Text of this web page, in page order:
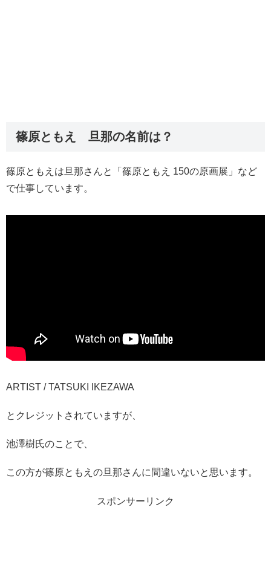
篠原ともえ 旦那の名前は？
篠原ともえは旦那さんと「篠原ともえ 150の原画展」など
で仕事しています。
ARTIST / TATSUKI IKEZAWA
とクレジットされていますが、
池澤樹氏のことで、
この方が篠原ともえの旦那さんに間違いないと思います。
スポンサーリンク